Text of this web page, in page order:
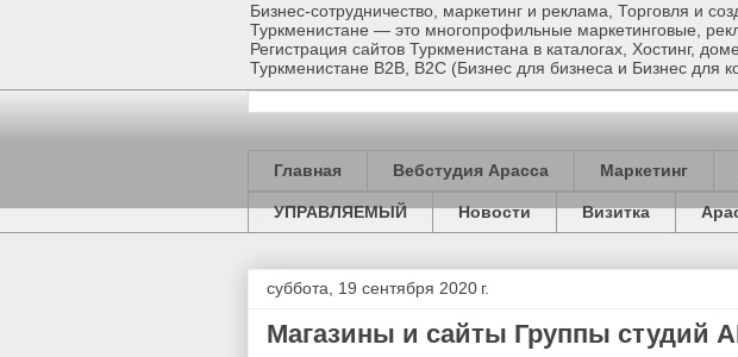
Бизнес-сотрудничество, маркетинг и реклама, Торговля и
Туркменистане — это многопрофильные маркетинговые,
Регистрация сайтов Туркменистана в каталогах, Хостинг,
Туркменистане B2B, B2C (Бизнес для бизнеса и
Главная Вебстудия Арасса Маркетинг
УПРАВЛЯЕМЫЙ Новости Визитка
суббота, 19 сентября 2020 г.
Магазины и сайты Группы студий